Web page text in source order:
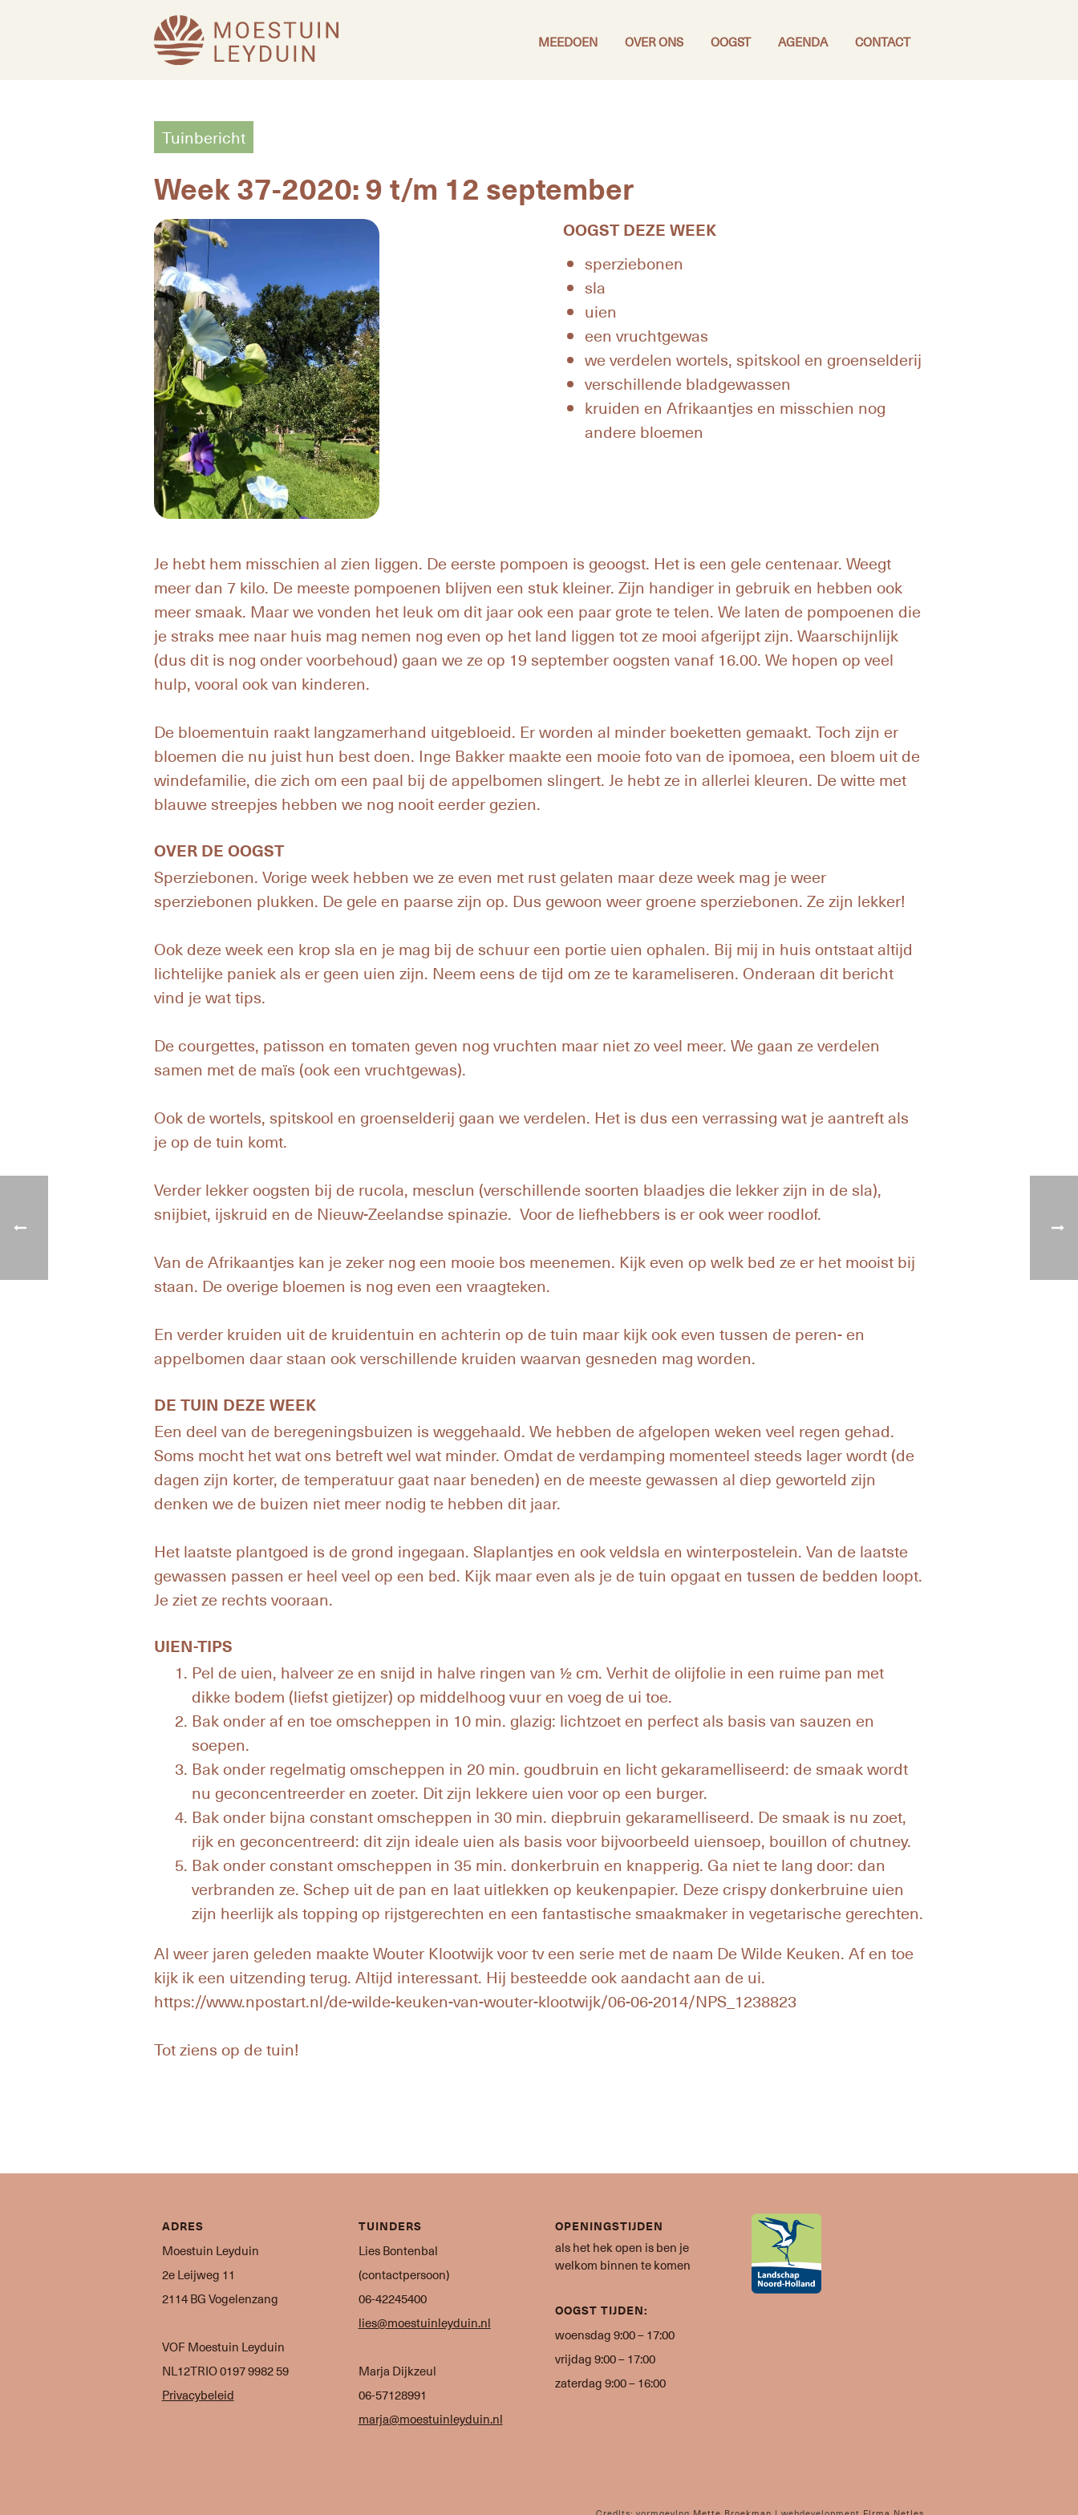
MEEDOEN OVER ONS OOGST AGENDA CONTACT
Tuinbericht
Week 37-2020: 9 t/m 12 september
OOGST DEZE WEEK
sperziebonen
sla
uien
een vruchtgewas
we verdelen wortels, spitskool en groenselderij
verschillende bladgewassen
kruiden en Afrikaantjes en misschien nog
andere bloemen
Je hebt hem misschien al zien liggen. De eerste pompoen is geoogst. Het is een gele centenaar. Weegt
meer dan 7 kilo. De meeste pompoenen blijven een stuk kleiner. Zijn handiger in gebruik en hebben ook
meer smaak. Maar we vonden het leuk om dit jaar ook een paar grote te telen. We laten de pompoenen die
je straks mee naar huis mag nemen nog even op het land liggen tot ze mooi afgerijpt zijn. Waarschijnlijk
(dus dit is nog onder voorbehoud) gaan we ze op 19 september oogsten vanaf 16.00. We hopen op veel
hulp, vooral ook van kinderen.
De bloementuin raakt langzamerhand uitgebloeid. Er worden al minder boeketten gemaakt. Toch zijn er
bloemen die nu juist hun best doen. Inge Bakker maakte een mooie foto van de ipomoea, een bloem uit de
windefamilie, die zich om een paal bij de appelbomen slingert. Je hebt ze in allerlei kleuren. De witte met
blauwe streepjes hebben we nog nooit eerder gezien.
OVER DE OOGST
Sperziebonen. Vorige week hebben we ze even met rust gelaten maar deze week mag je weer
sperziebonen plukken. De gele en paarse zijn op. Dus gewoon weer groene sperziebonen. Ze zijn lekker!
Ook deze week een krop sla en je mag bij de schuur een portie uien ophalen. Bij mij in huis ontstaat altijd
lichtelijke paniek als er geen uien zijn. Neem eens de tijd om ze te karameliseren. Onderaan dit bericht
vind je wat tips.
De courgettes, patisson en tomaten geven nog vruchten maar niet zo veel meer. We gaan ze verdelen
samen met de maïs (ook een vruchtgewas).
Ook de wortels, spitskool en groenselderij gaan we verdelen. Het is dus een verrassing wat je aantreft als
je op de tuin komt.
Verder lekker oogsten bij de rucola, mesclun (verschillende soorten blaadjes die lekker zijn in de sla),
snijbiet, ijskruid en de Nieuw-Zeelandse spinazie. Voor de liefhebbers is er ook weer roodlof.
Van de Afrikaantjes kan je zeker nog een mooie bos meenemen. Kijk even op welk bed ze er het mooist bij
staan. De overige bloemen is nog even een vraagteken.
En verder kruiden uit de kruidentuin en achterin op de tuin maar kijk ook even tussen de peren- en
appelbomen daar staan ook verschillende kruiden waarvan gesneden mag worden.
DE TUIN DEZE WEEK
Een deel van de beregeningsbuizen is weggehaald. We hebben de afgelopen weken veel regen gehad.
Soms mocht het wat ons betreft wel wat minder. Omdat de verdamping momenteel steeds lager wordt (de
dagen zijn korter, de temperatuur gaat naar beneden) en de meeste gewassen al diep geworteld zijn
denken we de buizen niet meer nodig te hebben dit jaar.
Het laatste plantgoed is de grond ingegaan. Slaplantjes en ook veldsla en winterpostelein. Van de laatste
gewassen passen er heel veel op een bed. Kijk maar even als je de tuin opgaat en tussen de bedden loopt.
Je ziet ze rechts vooraan.
UIEN-TIPS
Pel de uien, halveer ze en snijd in halve ringen van ½ cm. Verhit de olijfolie in een ruime pan met
dikke bodem (liefst gietijzer) op middelhoog vuur en voeg de ui toe.
Bak onder af en toe omscheppen in 10 min. glazig: lichtzoet en perfect als basis van sauzen en
soepen.
Bak onder regelmatig omscheppen in 20 min. goudbruin en licht gekaramelliseerd: de smaak wordt
nu geconcentreerder en zoeter. Dit zijn lekkere uien voor op een burger.
Bak onder bijna constant omscheppen in 30 min. diepbruin gekaramelliseerd. De smaak is nu zoet,
rijk en geconcentreerd: dit zijn ideale uien als basis voor bijvoorbeeld uiensoep, bouillon of chutney.
Bak onder constant omscheppen in 35 min. donkerbruin en knapperig. Ga niet te lang door: dan
verbranden ze. Schep uit de pan en laat uitlekken op keukenpapier. Deze crispy donkerbruine uien
zijn heerlijk als topping op rijstgerechten en een fantastische smaakmaker in vegetarische gerechten.
Al weer jaren geleden maakte Wouter Klootwijk voor tv een serie met de naam De Wilde Keuken. Af en toe
kijk ik een uitzending terug. Altijd interessant. Hij besteedde ook aandacht aan de ui.
https://www.npostart.nl/de-wilde-keuken-van-wouter-klootwijk/06-06-2014/NPS_1238823
Tot ziens op de tuin!
ADRES
Moestuin Leyduin
2e Leijweg 11
2114 BG Vogelenzang
VOF Moestuin Leyduin
NL12TRIO 0197 9982 59
Privacybeleid
TUINDERS
Lies Bontenbal
(contactpersoon)
06-42245400
lies@moestuinleyduin.nl
Marja Dijkzeul
06-57128991
marja@moestuinleyduin.nl
OPENINGSTIJDEN
als het hek open is ben je
welkom binnen te komen
OOGST TIJDEN:
woensdag 9:00 – 17:00
vrijdag 9:00 – 17:00
zaterdag 9:00 – 16:00